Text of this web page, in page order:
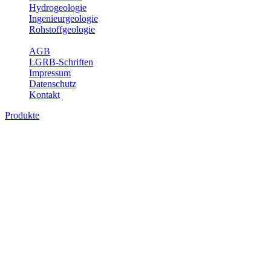
Hydrogeologie
Ingenieurgeologie
Rohstoffgeologie
AGB
LGRB-Schriften
Impressum
Datenschutz
Kontakt
Produkte